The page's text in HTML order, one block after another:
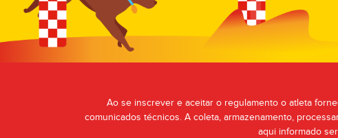
Ao se inscrever e aceitar o regulamento o atleta
comunicados técnicos. A coleta, armazenamento,
aqui informado